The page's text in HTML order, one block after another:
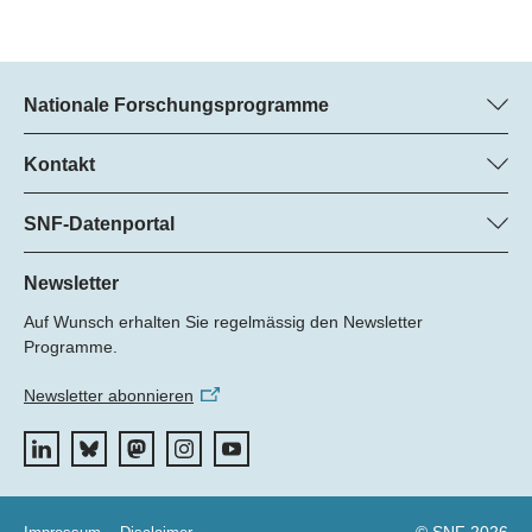
Nationale Forschungsprogramme
Hier finden Sie Informationen zu allen Nationalen
Forschungsprogrammen (NFP):
Alle NFP
Kontakt
Regine Maritz, SNF
Beatrice Schibler, SNF
Programm-Managerinnen
Tel.: +
E-Mail:
SNF-Datenportal
Hier finden Sie umfangreiche Informationen zu den vom SNF
geförderten Projekten.
Zum Datenportal
Newsletter
Auf Wunsch erhalten Sie regelmässig den Newsletter
Programme.
Newsletter abonnieren